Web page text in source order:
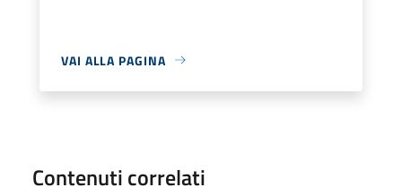
VAI ALLA PAGINA
Contenuti correlati